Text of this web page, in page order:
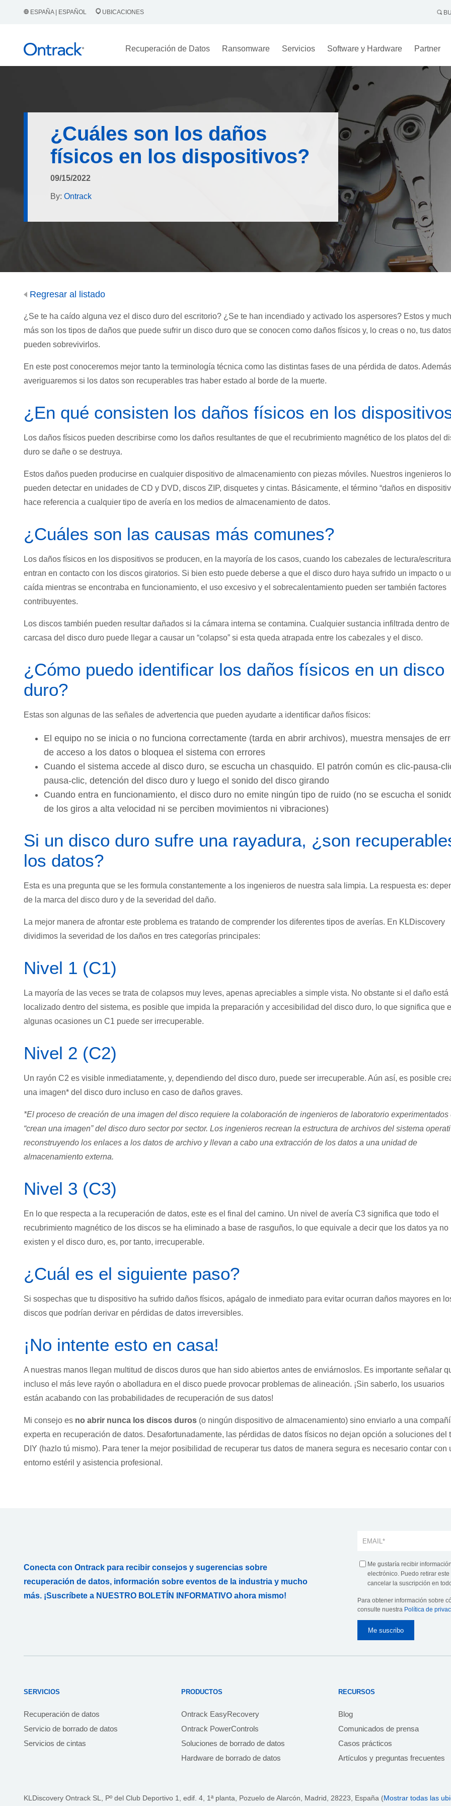
ESPAÑA | ESPAÑOL UBICACIONES
Recuperación de Datos Ransomware Servicios Software y Hardware Partner
¿Cuáles son los daños
físicos en los dispositivos?
09/15/2022
By: Ontrack
Regresar al listado
¿Se te ha caído alguna vez el disco duro del escritorio? ¿Se te han incendiado y activado los aspersores? Estos y
más son los tipos de daños que puede sufrir un disco duro que se conocen como daños físicos y, lo creas o no, tus
pueden sobrevivirlos.
En este post conoceremos mejor tanto la terminología técnica como las distintas fases de una pérdida de datos. Además
averiguaremos si los datos son recuperables tras haber estado al borde de la muerte.
¿En qué consisten los daños físicos en los
Los daños físicos pueden describirse como los daños resultantes de que el recubrimiento magnético de los platos del
duro se dañe o se destruya.
Estos daños pueden producirse en cualquier dispositivo de almacenamiento con piezas móviles. Nuestros ingenieros
pueden detectar en unidades de CD y DVD, discos ZIP, disquetes y cintas. Básicamente, el término “daños en
hace referencia a cualquier tipo de avería en los medios de almacenamiento de datos.
¿Cuáles son las causas más comunes?
Los daños físicos en los dispositivos se producen, en la mayoría de los casos, cuando los cabezales de lectura/escritura
entran en contacto con los discos giratorios. Si bien esto puede deberse a que el disco duro haya sufrido un impacto o
caída mientras se encontraba en funcionamiento, el uso excesivo y el sobrecalentamiento pueden ser también factores
contribuyentes.
Los discos también pueden resultar dañados si la cámara interna se contamina. Cualquier sustancia infiltrada dentro
carcasa del disco duro puede llegar a causar un “colapso” si esta queda atrapada entre los cabezales y el disco.
¿Cómo puedo identificar los daños físicos en un disco
duro?
Estas son algunas de las señales de advertencia que pueden ayudarte a identificar daños físicos:
El equipo no se inicia o no funciona correctamente (tarda en abrir archivos), muestra mensajes de
de acceso a los datos o bloquea el sistema con errores
Cuando el sistema accede al disco duro, se escucha un chasquido. El patrón común es clic-pausa-
pausa-clic, detención del disco duro y luego el sonido del disco girando
Cuando entra en funcionamiento, el disco duro no emite ningún tipo de ruido (no se escucha el
de los giros a alta velocidad ni se perciben movimientos ni vibraciones)
Si un disco duro sufre una rayadura, ¿son
los datos?
Esta es una pregunta que se les formula constantemente a los ingenieros de nuestra sala limpia. La respuesta es:
de la marca del disco duro y de la severidad del daño.
La mejor manera de afrontar este problema es tratando de comprender los diferentes tipos de averías. En KLDiscovery
dividimos la severidad de los daños en tres categorías principales:
Nivel 1 (C1)
La mayoría de las veces se trata de colapsos muy leves, apenas apreciables a simple vista. No obstante si el daño está
localizado dentro del sistema, es posible que impida la preparación y accesibilidad del disco duro, lo que significa que
algunas ocasiones un C1 puede ser irrecuperable.
Nivel 2 (C2)
Un rayón C2 es visible inmediatamente, y, dependiendo del disco duro, puede ser irrecuperable. Aún así, es posible
una imagen* del disco duro incluso en caso de daños graves.
*El proceso de creación de una imagen del disco requiere la colaboración de ingenieros de laboratorio experimentados
“crean una imagen” del disco duro sector por sector. Los ingenieros recrean la estructura de archivos del sistema
reconstruyendo los enlaces a los datos de archivo y llevan a cabo una extracción de los datos a una unidad de
almacenamiento externa.
Nivel 3 (C3)
En lo que respecta a la recuperación de datos, este es el final del camino. Un nivel de avería C3 significa que todo el
recubrimiento magnético de los discos se ha eliminado a base de rasguños, lo que equivale a decir que los datos ya no
existen y el disco duro, es, por tanto, irrecuperable.
¿Cuál es el siguiente paso?
Si sospechas que tu dispositivo ha sufrido daños físicos, apágalo de inmediato para evitar ocurran daños mayores en
discos que podrían derivar en pérdidas de datos irreversibles.
¡No intente esto en casa!
A nuestras manos llegan multitud de discos duros que han sido abiertos antes de enviárnoslos. Es importante señalar
incluso el más leve rayón o abolladura en el disco puede provocar problemas de alineación. ¡Sin saberlo, los usuarios
están acabando con las probabilidades de recuperación de sus datos!
Mi consejo es no abrir nunca los discos duros (o ningún dispositivo de almacenamiento) sino enviarlo a una
experta en recuperación de datos. Desafortunadamente, las pérdidas de datos físicos no dejan opción a soluciones del
DIY (hazlo tú mismo). Para tener la mejor posibilidad de recuperar tus datos de manera segura es necesario contar con
entorno estéril y asistencia profesional.
Conecta con Ontrack para recibir consejos y sugerencias sobre
recuperación de datos, información sobre eventos de la industria y mucho
más. ¡Suscríbete a NUESTRO BOLETÍN INFORMATIVO ahora mismo!
Me gustaría recibir
electrónico. Puedo retirar
cancelar la suscripción en
Para obtener información sobre
consulte nuestra Política de
SERVICIOS
Recuperación de datos
Servicio de borrado de datos
Servicios de cintas
PRODUCTOS
Ontrack EasyRecovery
Ontrack PowerControls
Soluciones de borrado de datos
Hardware de borrado de datos
RECURSOS
Blog
Comunicados de prensa
Casos prácticos
Artículos y preguntas frecuentes
KLDiscovery Ontrack SL, Pº del Club Deportivo 1, edif. 4, 1ª planta, Pozuelo de Alarcón, Madrid, 28223 , España (Mostrar todas las